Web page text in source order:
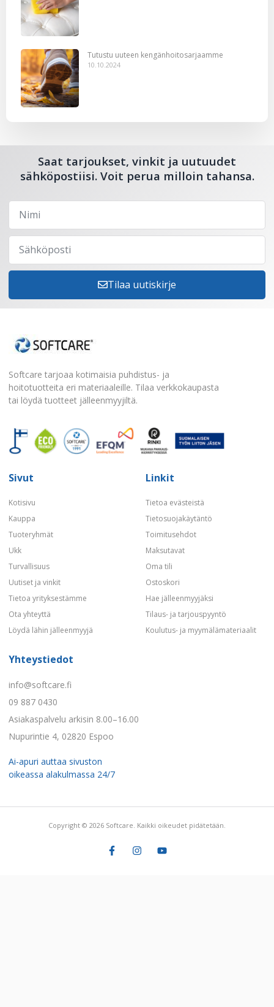
Tutustu uuteen kengänhoitosarjaamme
10.10.2024
Saat tarjoukset, vinkit ja uutuudet
sähköpostiisi. Voit perua milloin tahansa.
Tilaa uutiskirje
Softcare tarjoaa kotimaisia puhdistus- ja
hoitotuotteita eri materiaaleille. Tilaa verkkokaupasta
tai löydä tuotteet jälleenmyyjiltä.
Sivut
Kotisivu
Kauppa
Tuoteryhmät
Ukk
Turvallisuus
Uutiset ja vinkit
Tietoa yrityksestämme
Ota yhteyttä
Löydä lähin jälleenmyyjä
Linkit
Tietoa evästeistä
Tietosuojakäytäntö
Toimitusehdot
Maksutavat
Oma tili
Ostoskori
Hae jälleenmyyjäksi
Tilaus- ja tarjouspyyntö
Koulutus- ja myymälämateriaalit
Yhteystiedot
info@softcare.fi
09 887 0430
Asiakaspalvelu arkisin 8.00–16.00
Nupurintie 4, 02820 Espoo
Ai-apuri auttaa sivuston
oikeassa alakulmassa 24/7
Copyright © 2026 Softcare. Kaikki oikeudet pidätetään.